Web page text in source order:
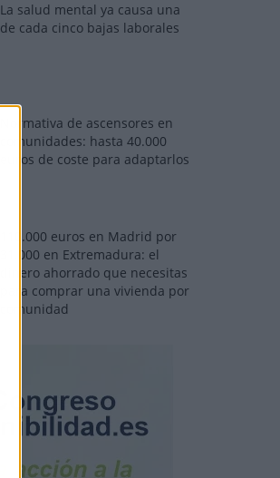
La salud mental ya causa una
de cada cinco bajas laborales
Normativa de ascensores en
comunidades: hasta 40.000
euros de coste para adaptarlos
110.000 euros en Madrid por
31.000 en Extremadura: el
dinero ahorrado que necesitas
para comprar una vivienda por
comunidad